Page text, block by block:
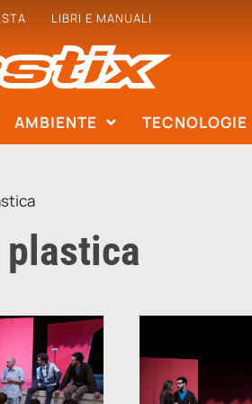
LIBRI E MANUALI
AMBIENTE TECNOLOGIE
plastica